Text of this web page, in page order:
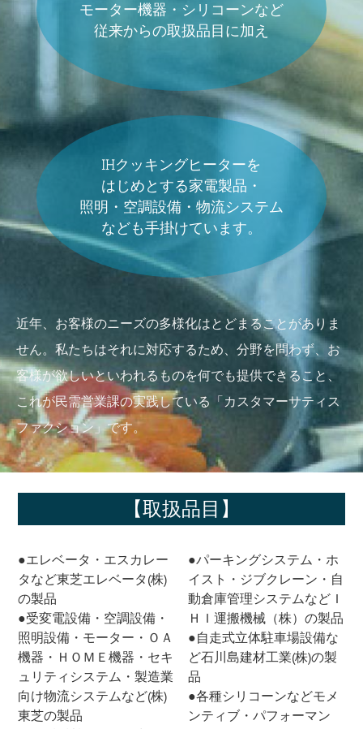
モーター機器・シリコーンなど
従来からの取扱品目に加え
IHクッキングヒーターを
はじめとする家電製品・
照明・空調設備・物流システム
なども手掛けています。
近年、お客様のニーズの多様化はとどまることがありま
せん。私たちはそれに対応するため、分野を問わず、お
客様が欲しいといわれるものを何でも提供できること、
これが民需営業課の実践している「カスタマーサティス
ファクション」です。
【取扱品目】
●エレベータ・エスカレー
タなど東芝エレベータ(株)
の製品
●受変電設備・空調設備・
照明設備・モーター・ＯＡ
機器・ＨＯＭＥ機器・セキ
ュリティシステム・製造業
向け物流システムなど(株)
東芝の製品
●パーキングシステム・ホ
イスト・ジブクレーン・自
動倉庫管理システムなどＩ
ＨＩ運搬機械（株）の製品
●自走式立体駐車場設備な
ど石川島建材工業(株)の製
品
●各種シリコーンなどモメ
ンティブ・パフォーマン